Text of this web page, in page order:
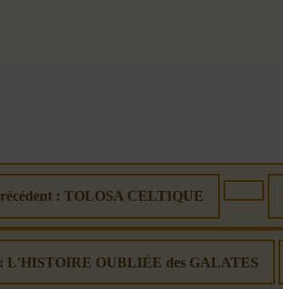
: TOLOSA CELTIQUE
L'HISTOIRE OUBLIÉE des GALATES